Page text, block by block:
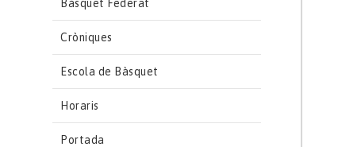
Bàsquet Federat
Cròniques
Escola de Bàsquet
Horaris
Portada